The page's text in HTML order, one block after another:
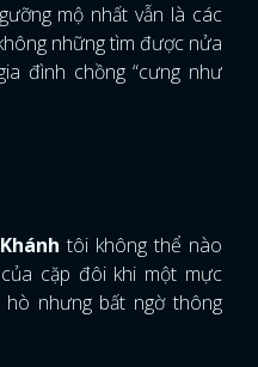
mộ nhất vẫn là các
những tìm được nửa
đình chồng “cưng như
tôi không thể nào
cặp đôi khi một mực
nhưng bất ngờ thông